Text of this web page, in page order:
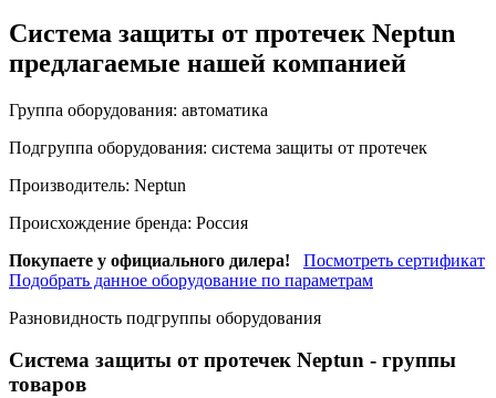
Система защиты от протечек Neptun
предлагаемые нашей компанией
Группа оборудования: автоматика
Подгруппа оборудования: система защиты от протечек
Производитель: Neptun
Происхождение бренда: Россия
Покупаете у официального дилера!
Посмотреть сертификат
Подобрать данное оборудование по параметрам
Разновидность подгруппы оборудования
Система защиты от протечек Neptun - группы
товаров